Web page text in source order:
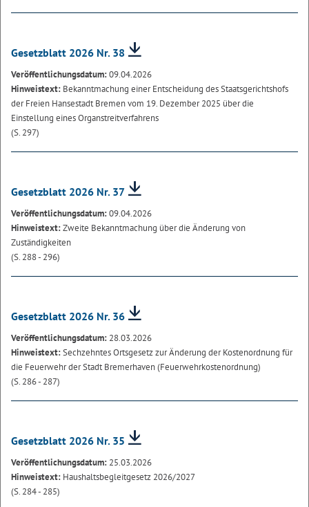
Gesetzblatt 2026 Nr. 38
Veröffentlichungsdatum:09.04.2026
Hinweistext: Bekanntmachung einer Entscheidung des Staatsgerichtshofs
der Freien Hansestadt Bremen vom 19. Dezember 2025 über die
Einstellung eines Organstreitverfahrens
(S. 297)
Gesetzblatt 2026 Nr. 37
Veröffentlichungsdatum:09.04.2026
Hinweistext:Zweite Bekanntmachung über die Änderung von
Zuständigkeiten
(S. 288 - 296)
Gesetzblatt 2026 Nr. 36
Veröffentlichungsdatum: 28.03.2026
Hinweistext:Sechzehntes Ortsgesetz zur Änderung der Kostenordnung für
die Feuerwehr der Stadt Bremerhaven (Feuerwehrkostenordnung)
(S. 286 - 287)
Gesetzblatt 2026 Nr. 35
Veröffentlichungsdatum: 25.03.2026
Hinweistext: Haushaltsbegleitgesetz 2026/2027
(S. 284 - 285)